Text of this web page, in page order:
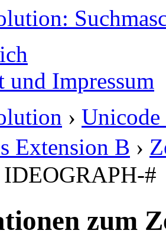
und Impressum
› Unicode
Extension B ›
#
zum